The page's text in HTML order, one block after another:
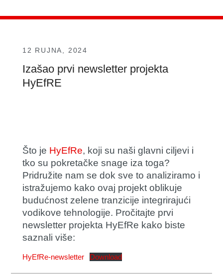
12 RUJNA, 2024
Izašao prvi newsletter projekta
HyEfRE
Što je HyEfRe, koji su naši glavni ciljevi i
tko su pokretačke snage iza toga?
Pridružite nam se dok sve to analiziramo i
istražujemo kako ovaj projekt oblikuje
budućnost zelene tranzicije integrirajući
vodikove tehnologije. Pročitajte prvi
newsletter projekta HyEfRe kako biste
saznali više:
HyEfRe-newsletter Download